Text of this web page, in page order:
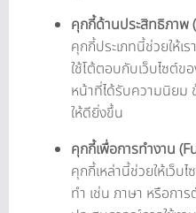
คุกกี้ด้านประสิทธิภาพ
คุกกี้ประเภทนี้ช่วยให้เ
ใช้โต้ตอบกับเว็บไซต์ข
หน้าที่ได้รับความนิยม
ให้ดียิ่งขึ้น
คุกกี้เพื่อการทำงาน
คุกกี้เหล่านี้ช่วยให้เว็บ
ทำ เช่น ภาษา หรือกา